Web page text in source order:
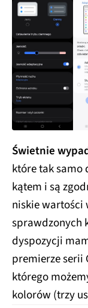
Świetnie
które tak
kątem i są
niskie wartości
sprawdzonych
dyspozycji
premierze serii
którego
kolorów (trzy